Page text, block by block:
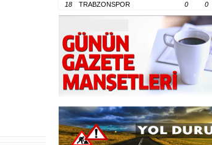
18
TRABZONSPOR 0 0